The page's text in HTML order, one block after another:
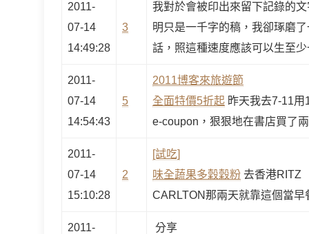
2011-
07-14
14:49:28
3
我對於會被印出來留下記錄的
明只是一千字的稿，我卻琢磨
話，照這種速度應該可以生至
2011-
07-14
14:54:43
5
2011博客來旅遊節
全面特價5折起 昨天我去7-11
e-coupon，狠狠地在書店買了
2011-
07-14
15:10:28
2
[試吃]
味全蔬果多穀穀粉 去香港RITZ
CARLTON那兩天就靠這個當早
2011-
分享